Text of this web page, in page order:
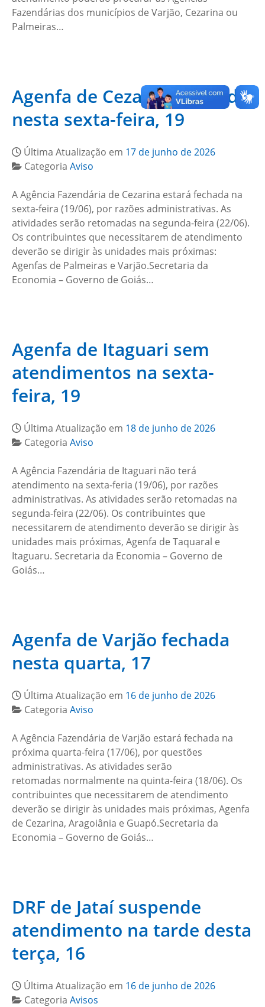
Fazendárias dos municípios de Varjão, Cezarina ou
Palmeiras…
Agenfa de Cezarina fechada
nesta sexta-feira, 19
Última Atualização em 17 de junho de 2026
Categoria Aviso
A Agência Fazendária de Cezarina estará fechada na
sexta-feira (19/06), por razões administrativas. As
atividades serão retomadas na segunda-feira (22/06).
Os contribuintes que necessitarem de atendimento
deverão se dirigir às unidades mais próximas:
Agenfas de Palmeiras e Varjão.Secretaria da
Economia – Governo de Goiás…
Agenfa de Itaguari sem
atendimentos na sexta-
feira, 19
Última Atualização em 18 de junho de 2026
Categoria Aviso
A Agência Fazendária de Itaguari não terá
atendimento na sexta-feria (19/06), por razões
administrativas. As atividades serão retomadas na
segunda-feira (22/06). Os contribuintes que
necessitarem de atendimento deverão se dirigir às
unidades mais próximas, Agenfa de Taquaral e
Itaguaru. Secretaria da Economia – Governo de
Goiás…
Agenfa de Varjão fechada
nesta quarta, 17
Última Atualização em 16 de junho de 2026
Categoria Aviso
A Agência Fazendária de Varjão estará fechada na
próxima quarta-feira (17/06), por questões
administrativas. As atividades serão
retomadas normalmente na quinta-feira (18/06). Os
contribuintes que necessitarem de atendimento
deverão se dirigir às unidades mais próximas, Agenfa
de Cezarina, Aragoiânia e Guapó.Secretaria da
Economia – Governo de Goiás…
DRF de Jataí suspende
atendimento na tarde desta
terça, 16
Última Atualização em 16 de junho de 2026
Categoria Avisos